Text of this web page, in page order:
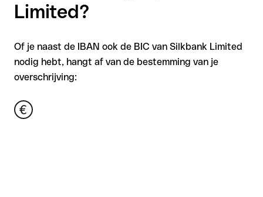
Limited?
Of je naast de IBAN ook de BIC van Silkbank Limited
nodig hebt, hangt af van de bestemming van je
overschrijving: